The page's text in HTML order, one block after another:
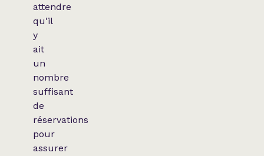
attendre
qu'il
y
ait
un
nombre
suffisant
de
réservations
pour
assurer